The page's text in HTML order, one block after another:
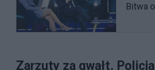
Bitwa
Zarzuty za gwałt.